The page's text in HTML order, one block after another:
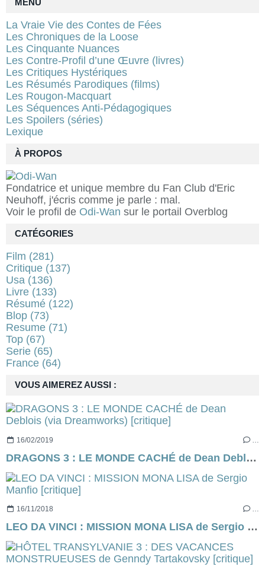
À PROPOS
Fondatrice et unique membre du Fan Club d'Eric
Neuhoff, j'écris comme je parle : mal.
Voir le profil de Odi-Wan sur le portail Overblog
VOUS AIMEREZ AUSSI :
16/02/2019
DRAGONS 3 : LE MONDE CACHÉ de Dean Deblois (via Dreamworks) [critique]
16/11/2018 …
LEO DA VINCI : MISSION MONA LISA de Sergio Manfio [critique]
MENU
La Vraie Vie des Contes de Fées
Les Chroniques de la Loose
Les Cinquante Nuances
Les Contre-Profil d’une Œuvre (livres)
Les Critiques Hystériques
Les Résumés Parodiques (films)
Les Rougon-Macquart
Les Séquences Anti-Pédagogiques
Les Spoilers (séries)
Lexique
CATÉGORIES
Film (281)
Critique (137)
Usa (136)
Livre (133)
Résumé (122)
Blop (73)
Resume (71)
Top (67)
Serie (65)
France (64)